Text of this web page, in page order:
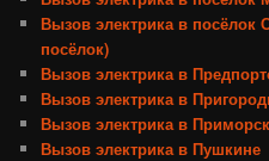
Вызов электрика в посёлок
посёлок)
Вызов электрика в
Вызов электрика в
Вызов электрика в
Вызов электрика в Пушкине